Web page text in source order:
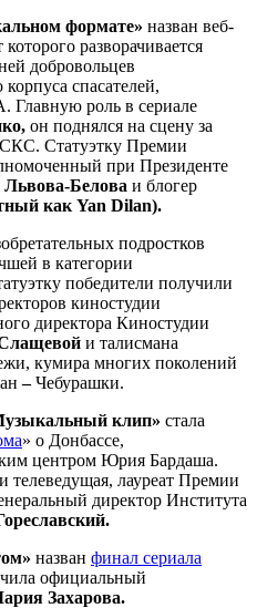
формате» назван веб-
разворачивается
добровольцев
спасателей,
роль в сериале
, он поднялся на сцену за
Статуэтку Премии
при Президенте
Белова и блогер
как Yan Dilan).
подростков
в категории
победители получили
киностудии
директора Киностудии
и талисмана
кумира многих поколений
–Чебурашки.
клип» стала
» о Донбассе,
центром Юрия Бардаша.
лауреат Премии
директор Института
назван финал сериала
официальный
Захарова.